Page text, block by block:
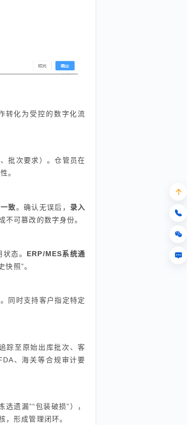
转化为受控的数字化流
批次要求）。仓管员在
。
致。确认无误后， 录入
不可篡改的数字身份。
态。 ERP/MES系统通
照”。
同时支持客户指定特定
踪至原始出库批次、客
、海关等合规审计要
选遗漏”“包装破损”），
，形成管理闭环。